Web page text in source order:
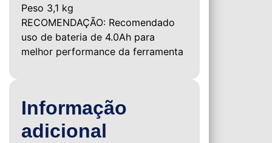
Peso 3,1 kg
RECOMENDAÇÃO: Recomendado
uso de bateria de 4.0Ah para
melhor performance da ferramenta
Informação
adicional